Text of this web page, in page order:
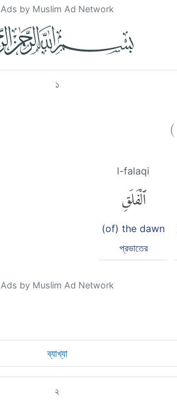
Ads by Muslim Ad Network
১
)
l-falaqi
ٱلْفَلَقِ
(of) the dawn
প্রভাতের
Ads by Muslim Ad Network
ব্যাখ্যা
২